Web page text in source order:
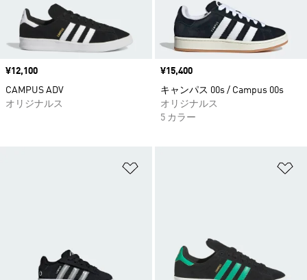
価格
¥12,100
CAMPUS ADV
オリジナルス
価格
¥15,400
キャンパス 00s / Campus 00s
オリジナルス
5 カラー